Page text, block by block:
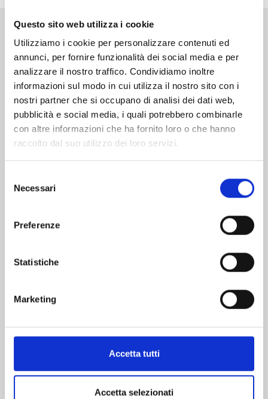
Questo sito web utilizza i cookie
Utilizziamo i cookie per personalizzare contenuti ed
annunci, per fornire funzionalità dei social media e per
analizzare il nostro traffico. Condividiamo inoltre
informazioni sul modo in cui utilizza il nostro sito con i
nostri partner che si occupano di analisi dei dati web,
pubblicità e social media, i quali potrebbero combinarle
con altre informazioni che ha fornito loro o che hanno
raccolto dal suo utilizzo dei loro servizi.
delNecessari
Preferenze
Statistiche
Marketing
Accetta tutti
Accetta selezionati
Altri volumi della serie
Mostra tutto